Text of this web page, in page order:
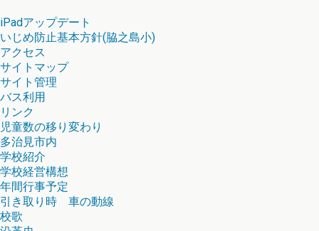
iPadアップデート
いじめ防止基本方針(脇之島小)
アクセス
サイトマップ
サイト管理
バス利用
リンク
児童数の移り変わり
多治見市内
学校紹介
学校経営構想
年間行事予定
引き取り時 車の動線
校歌